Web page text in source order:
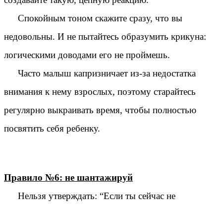
Спокойным тоном скажите сразу, что вы
недовольны. И не пытайтесь образумить крикуна:
логическими доводами его не проймешь.
Часто малыш капризничает из-за недостатка
внимания к нему взрослых, поэтому старайтесь
регулярно выкраивать время, чтобы полностью
посвятить себя ребенку.
Правило №6: не шантажируй
Нельзя утверждать: “Если ты сейчас не